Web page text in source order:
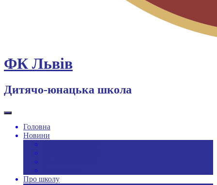
ФК Львів
Дитячо-юнацька школа
Головна
Новини
Про школу